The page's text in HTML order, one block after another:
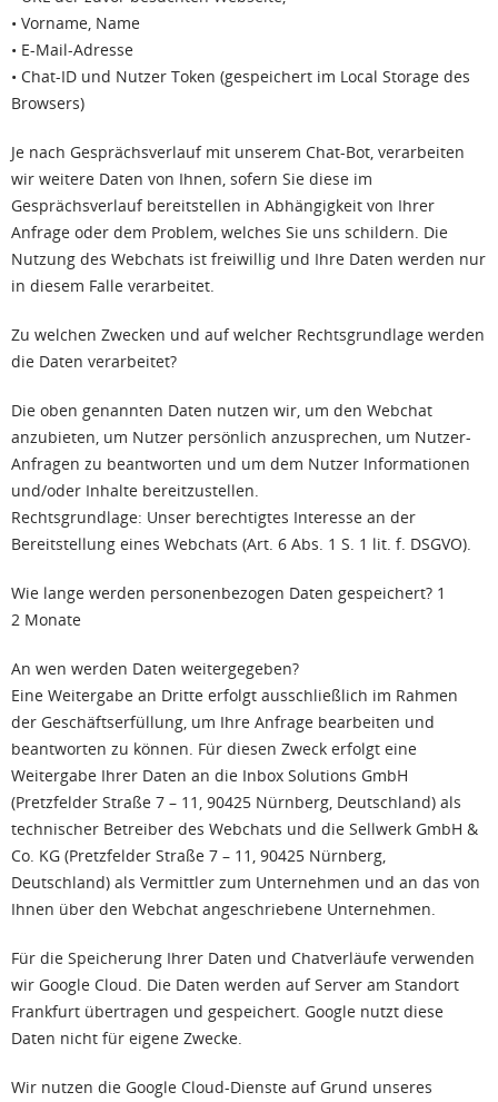
• Vorname, Name
• E-Mail-Adresse
• Chat-ID und Nutzer Token (gespeichert im Local Storage des
Browsers)
Je nach Gesprächsverlauf mit unserem Chat-Bot, verarbeiten
wir weitere Daten von Ihnen, sofern Sie diese im
Gesprächsverlauf bereitstellen in Abhängigkeit von Ihrer
Anfrage oder dem Problem, welches Sie uns schildern. Die
Nutzung des Webchats ist freiwillig und Ihre Daten werden nur
in diesem Falle verarbeitet.
Zu welchen Zwecken und auf welcher Rechtsgrundlage werden
die Daten verarbeitet?
Die oben genannten Daten nutzen wir, um den Webchat
anzubieten, um Nutzer persönlich anzusprechen, um Nutzer-
Anfragen zu beantworten und um dem Nutzer Informationen
und/oder Inhalte bereitzustellen.
Rechtsgrundlage: Unser berechtigtes Interesse an der
Bereitstellung eines Webchats (Art. 6 Abs. 1 S. 1 lit. f. DSGVO).
Wie lange werden personenbezogen Daten gespeichert? 1
2 Monate
An wen werden Daten weitergegeben?
Eine Weitergabe an Dritte erfolgt ausschließlich im Rahmen
der Geschäftserfüllung, um Ihre Anfrage bearbeiten und
beantworten zu können. Für diesen Zweck erfolgt eine
Weitergabe Ihrer Daten an die Inbox Solutions GmbH
(Pretzfelder Straße 7 – 11, 90425 Nürnberg, Deutschland) als
technischer Betreiber des Webchats und die Sellwerk GmbH &
Co. KG (Pretzfelder Straße 7 – 11, 90425 Nürnberg,
Deutschland) als Vermittler zum Unternehmen und an das von
Ihnen über den Webchat angeschriebene Unternehmen.
Für die Speicherung Ihrer Daten und Chatverläufe verwenden
wir Google Cloud. Die Daten werden auf Server am Standort
Frankfurt übertragen und gespeichert. Google nutzt diese
Daten nicht für eigene Zwecke.
Wir nutzen die Google Cloud-Dienste auf Grund unseres